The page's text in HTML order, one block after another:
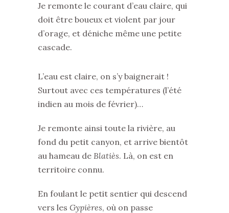
Je remonte le courant d’eau claire, qui
doit être boueux et violent par jour
d’orage, et déniche même une petite
cascade.
L’eau est claire, on s’y baignerait !
Surtout avec ces températures (l’été
indien au mois de février)…
Je remonte ainsi toute la rivière, au
fond du petit canyon, et arrive bientôt
au hameau de Blatiès. Là, on est en
territoire connu.
En foulant le petit sentier qui descend
vers les Gypières, où on passe